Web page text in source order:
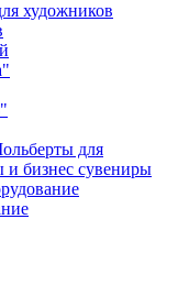
художников
для
бизнес сувениры